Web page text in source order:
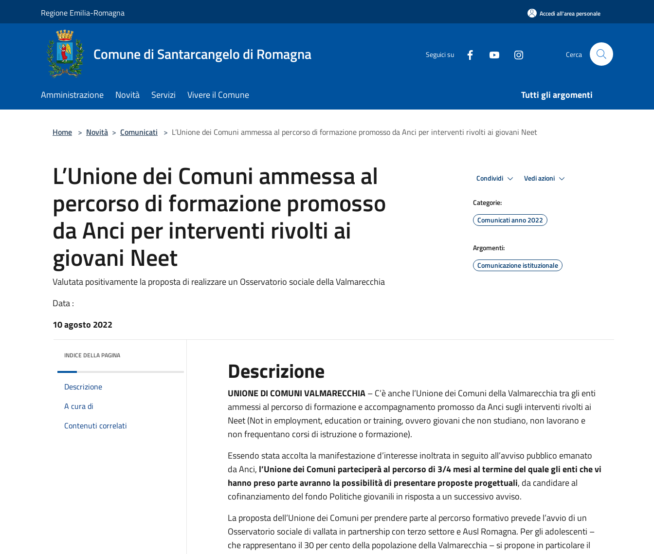
Regione Emilia-Romagna Accedi all'area personale
Comune di Santarcangelo di Romagna Seguici su Cerca
Amministrazione Novità Servizi Vivere il Comune Tutti gli argomenti
Home > Novità > Comunicati > L’Unione dei Comuni ammessa al percorso di formazione promosso da Anci per interventi rivolti ai giovani Neet
L’Unione dei Comuni ammessa al
percorso di formazione promosso
da Anci per interventi rivolti ai
giovani Neet
Valutata positivamente la proposta di realizzare un Osservatorio sociale della Valmarecchia
Data :
10 agosto 2022
Condividi Vedi azioni
Categorie:
Comunicati anno 2022
Argomenti:
Comunicazione istituzionale
INDICE DELLA PAGINA
Descrizione
A cura di
Contenuti correlati
Descrizione
UNIONE DI COMUNI VALMARECCHIA– C’è anche l’Unione dei Comuni della Valmarecchia tra gli enti
ammessi al percorso di formazione e accompagnamento promosso da Anci sugli interventi rivolti ai
Neet (Not in employment, education or training, ovvero giovani che non studiano, non lavorano e
non frequentano corsi di istruzione o formazione).
Essendo stata accolta la manifestazione d’interesse inoltrata in seguito all’avviso pubblico emanato
da Anci, l’Unione dei Comuni parteciperà al percorso di 3/4 mesi al termine del quale gli enti che vi
hanno preso parte avranno la possibilità di presentare proposte progettuali, da candidare al
cofinanziamento del fondo Politiche giovanili in risposta a un successivo avviso.
La proposta dell’Unione dei Comuni per prendere parte al percorso formativo prevede l’avvio di un
Osservatorio sociale di vallata in partnership con terzo settore e Ausl Romagna. Per gli adolescenti –
che rappresentano il 30 per cento della popolazione della Valmarecchia – si propone in particolare il